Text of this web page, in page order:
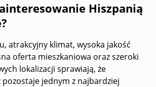
Hiszpanią
atrakcyjny klimat, wysoka jakość
oferta mieszkaniowa oraz szeroki
lokalizacji sprawiają, że
pozostaje jednym z najbardziej